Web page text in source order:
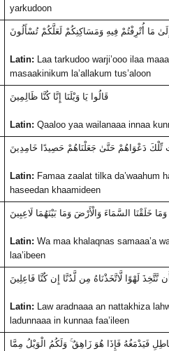
yarkudoon
مَا أُتْرِفْتُمْ فِيهِ وَمَسَاكِنِكُمْ لَعَلَّكُمْ تُسْأَلُونَ
Latin: Laa tarkudoo warji’ooo ilaa
masaakinikum la’allakum tus’aloon
قَالُوا يَا وَيْلَنَا إِنَّا كُنَّا ظَالِمِينَ
Latin: Qaaloo yaa wailanaaa innaa
تِّلْكَ دَعْوَاهُمْ حَتَّىٰ جَعَلْنَاهُمْ حَصِيدًا خَامِدِينَ
Latin: Famaa zaalat tilka da’waahum
haseedan khaamideen
وَمَا خَلَقْنَا السَّمَاءَ وَالْأَرْضَ وَمَا بَيْنَهُمَا لَاعِبِينَ
Latin: Wa maa khalaqnas samaaa’a
laa’ibeen
نَّتَّخِذَ لَهْوًا لَّاتَّخَذْنَاهُ مِن لَّدُنَّا إِن كُنَّا فَاعِلِينَ
Latin: Law aradnaaa an nattakhiza
ladunnaaa in kunnaa faa’ileen
فَيَدْمَغُهُ فَإِذَا هُوَ زَاهِقٌ ۚ وَلَكُمُ الْوَيْلُ مِمَّا